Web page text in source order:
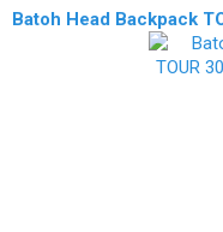
Batoh Head Backpack